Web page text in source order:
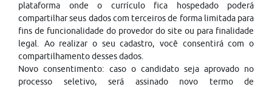
plataforma onde o currículo fica hospedado poderá
compartilhar seus dados com terceiros de forma limitada para
fins de funcionalidade do provedor do site ou para finalidade
legal. Ao realizar o seu cadastro, você consentirá com o
compartilhamento desses dados.
Novo consentimento: caso o candidato seja aprovado no
processo seletivo, será assinado novo termo de